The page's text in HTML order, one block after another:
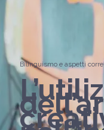
Bilinguismo e aspetti